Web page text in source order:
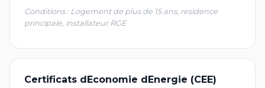
Conditions : Logement de plus de 15 ans, residence
principale, installateur RGE
Certificats dEconomie dEnergie (CEE)